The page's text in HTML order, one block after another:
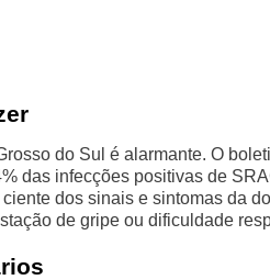
do Sul é alarmante. O
das infecções positivas de
dos sinais e sintomas da
de gripe ou dificuldade